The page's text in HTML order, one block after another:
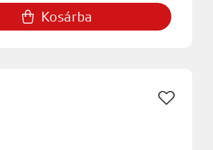
Kosárba